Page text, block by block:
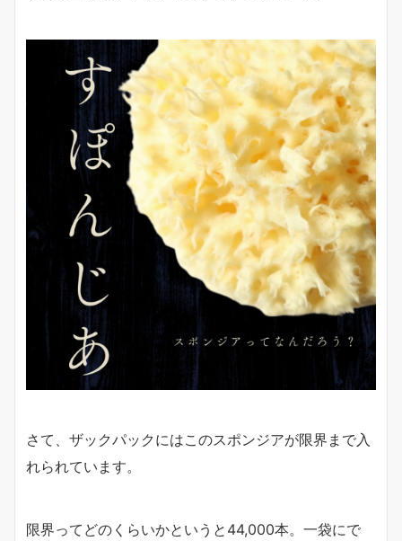
さて、ザックパックにはこのスポンジアが限界まで入
れられています。
限界ってどのくらいかというと44,000本。一袋にで